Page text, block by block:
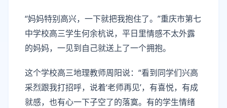
“妈妈特别高兴，一下就把我抱住了。”重庆市第七
中学校高三学生何余杭说，平日里情感不太外露
的妈妈，一见到自己就送上了一个拥抱。
这个学校高三地理教师周阳说：“看到同学们兴高
采烈跟我打招呼，说着‘老师再见’，有喜悦，有成
就感，也有心一下子空了的落寞。有的学生情绪